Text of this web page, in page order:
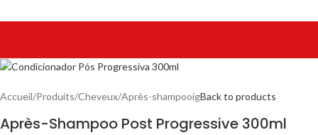
Accueil/Produits/Cheveux/Après-shampooigBack to products
Après-Shampoo Post Progressive 300ml